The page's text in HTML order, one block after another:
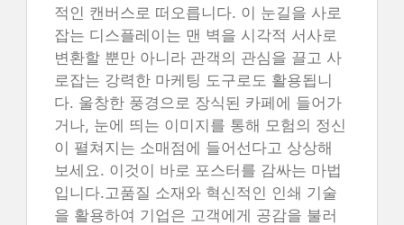
적인 캔버스로 떠오릅니다. 이 눈길을 사로
잡는 디스플레이는 맨 벽을 시각적 서사로
변환할 뿐만 아니라 관객의 관심을 끌고 사
로잡는 강력한 마케팅 도구로도 활용됩니
다. 울창한 풍경으로 장식된 카페에 들어가
거나, 눈에 띄는 이미지를 통해 모험의 정신
이 펼쳐지는 소매점에 들어선다고 상상해
보세요. 이것이 바로 포스터를 감싸는 마법
입니다.고품질 소재와 혁신적인 인쇄 기술
을 활용하여 기업은 고객에게 공감을 불러